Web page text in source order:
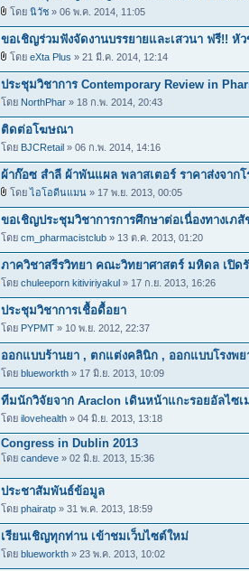
โดย นิวัช » 06 พ.ค. 2014, 11:05
ขอเชิญร่วมฟังจัดงานบรรยายและเสวนา ฟรี!! หั
โดย eXta Plus » 21 มี.ค. 2014, 12:14
ประชุมวิชาการ Contemporary Review in
โดย NorthPhar » 18 ก.พ. 2014, 20:43
ติดต่อโฆษณา
โดย BJCRetail » 06 ก.พ. 2014, 14:16
ผ้าก๊อซ สำลี ผ้าพันแผล พลาสเตอร์ ราคาส่งจากโ
โดยไอโอดีนแมน » 17 พ.ย. 2013, 00:05
ขอเชิญประชุมวิชาการการศึกษาต่อเนื่องทางเภ
โดย cm_pharmacistclub » 13 ต.ค. 2013, 01:20
ภาควิชาสรีรวิทยา คณะวิทยาศาสตร์ มหิดล เปิด
โดย chuleeporn kitiviriyakul » 17 ก.ย. 2013, 16:26
ประชุมวิชาการเชื้อดื้อยา
โดย PYPMT » 10 พ.ย. 2012, 22:37
ออกแบบร้านยา , ตกแต่งคลินิก , ออกแบบโรงพย
โดย blueworkth » 17 มิ.ย. 2013, 10:09
ทีมนักวิจัยจาก Araclon เดินหน้าแกะรอยอัลไซเ
โดย ilovehealth » 04 มิ.ย. 2013, 13:18
Congress in Dublin 2013
โดย candeve » 02 มิ.ย. 2013, 15:36
ประชาสัมพันธ์ข้อมูล
โดย phairatp » 31 พ.ค. 2013, 18:59
เรียนเชิญทุกท่าน เข้าชมเว็บไซต์ใหม่
โดย blueworkth » 23 พ.ค. 2013, 10:02